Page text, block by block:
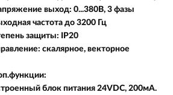
выход: 0...380В, 3 фазы
частота до 3200 Гц
защиты: IP20
скалярное, векторное
блок питания 24VDC, 200мА.